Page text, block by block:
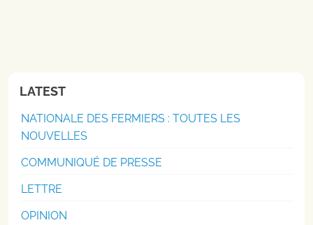
LATEST
NATIONALE DES FERMIERS : TOUTES LES
NOUVELLES
COMMUNIQUÉ DE PRESSE
LETTRE
OPINION